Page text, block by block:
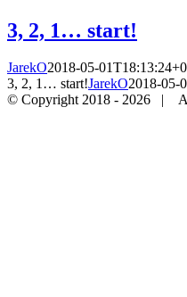
3, 2, 1… start!
JarekO2018-05-
3, 2, 1… start!JarekO2018-05-
© Copyright 2018 - 2026 | All